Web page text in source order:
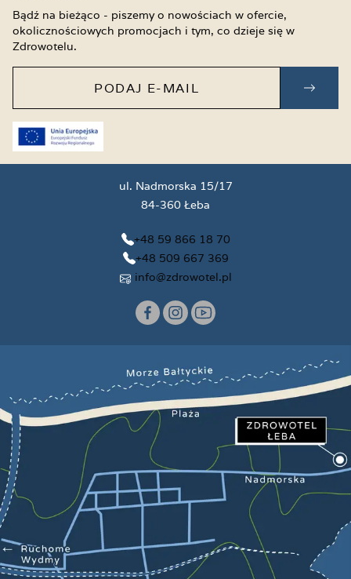
Bądź na bieżąco - piszemy o nowościach w ofercie,
okolicznościowych promocjach i tym, co dzieje się w
Zdrowotelu.
ul. Nadmorska 15/17
84-360 Łeba
+48 59 866 18 70
+48 509 667 369
info@zdrowotel.pl